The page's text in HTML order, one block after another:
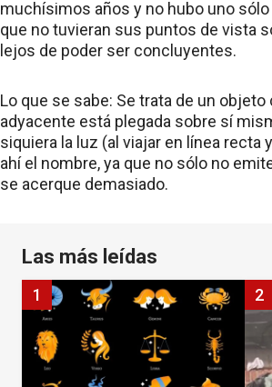
muchísimos años y no hubo uno
que no tuvieran sus puntos de vista
lejos de poder ser concluyentes.
Lo que se sabe: Se trata de un
adyacente está plegada sobre sí
siquiera la luz (al viajar en línea
ahí el nombre, ya que no sólo no
se acerque demasiado.
Las más leídas
1 2